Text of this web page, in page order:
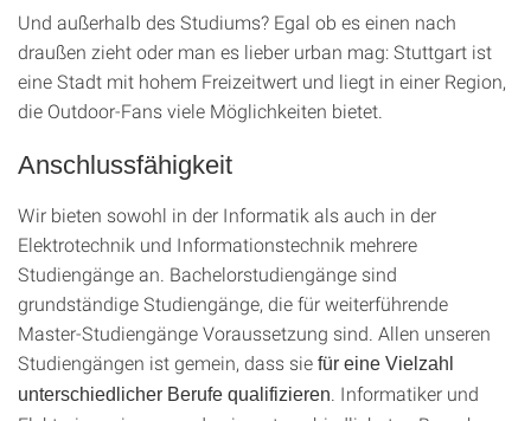
Und außerhalb des Studiums? Egal ob es einen nach
draußen zieht oder man es lieber urban mag: Stuttgart ist
eine Stadt mit hohem Freizeitwert und liegt in einer Region,
die Outdoor-Fans viele Möglichkeiten bietet.
Anschlussfähigkeit
Wir bieten sowohl in der Informatik als auch in der
Elektrotechnik und Informationstechnik mehrere
Studiengänge an. Bachelorstudiengänge sind
grundständige Studiengänge, die für weiterführende
Master-Studiengänge Voraussetzung sind. Allen unseren
Studiengängen ist gemein, dass sie für eine Vielzahl
unterschiedlicher Berufe qualifizieren . Informatiker und